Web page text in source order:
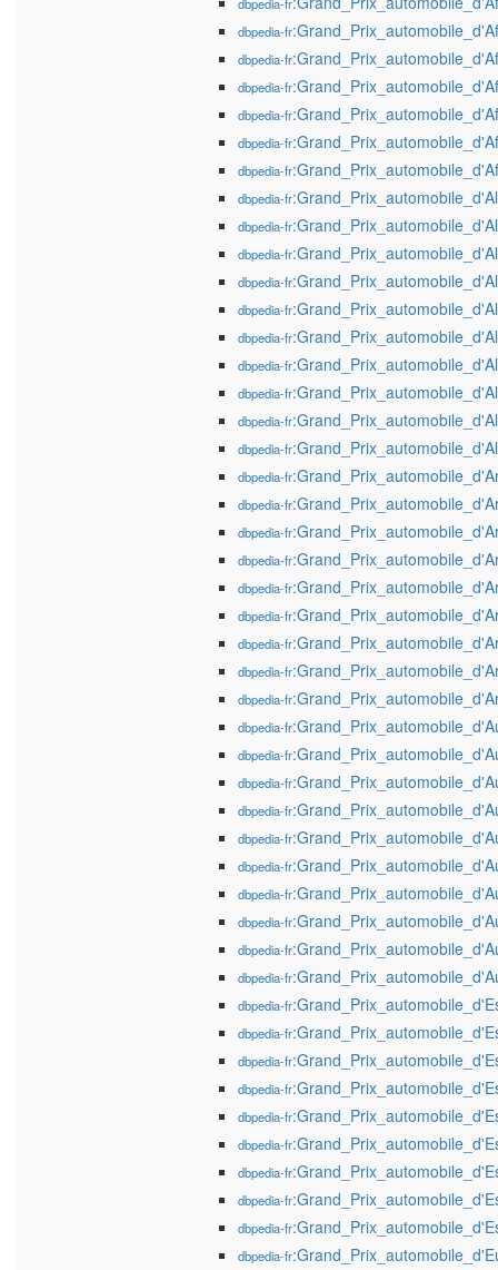
dbpedia-fr
dbpedia-fr
dbpedia-fr
dbpedia-fr
dbpedia-fr
dbpedia-fr
dbpedia-fr
dbpedia-fr
dbpedia-fr
dbpedia-fr
dbpedia-fr
dbpedia-fr
dbpedia-fr
dbpedia-fr
dbpedia-fr
dbpedia-fr
dbpedia-fr
dbpedia-fr
dbpedia-fr
dbpedia-fr
dbpedia-fr
dbpedia-fr
dbpedia-fr
dbpedia-fr
dbpedia-fr
dbpedia-fr
dbpedia-fr
dbpedia-fr
dbpedia-fr
dbpedia-fr
dbpedia-fr
dbpedia-fr
dbpedia-fr
dbpedia-fr
dbpedia-fr
dbpedia-fr
dbpedia-fr
dbpedia-fr
dbpedia-fr
dbpedia-fr
dbpedia-fr
dbpedia-fr
dbpedia-fr
dbpedia-fr
dbpedia-fr